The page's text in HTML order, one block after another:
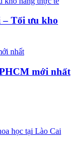
– Tối ưu kho
mới nhất